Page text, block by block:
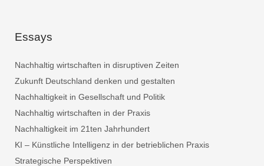
Essays
Nachhaltig wirtschaften in disruptiven Zeiten
Zukunft Deutschland denken und gestalten
Nachhaltigkeit in Gesellschaft und Politik
Nachhaltig wirtschaften in der Praxis
Nachhaltigkeit im 21ten Jahrhundert
KI – Künstliche Intelligenz in der betrieblichen Praxis
Strategische Perspektiven